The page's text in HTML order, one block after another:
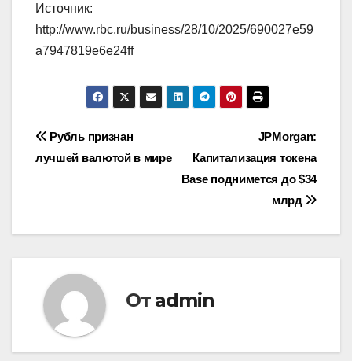
Источник:
http://www.rbc.ru/business/28/10/2025/690027e59
a7947819e6e24ff
Навигация
по
JPMorgan:
Капитализация токена
Base поднимется до $34
млрд
Рубль признан
лучшей валютой в мире
От admin